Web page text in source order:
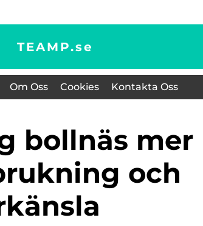
TEAMP.se
Om Oss Cookies Kontakta Oss
och